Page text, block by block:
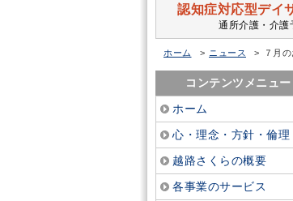
認知症対応型デイ
通所介護・介護
ホーム ニュース ７月
コンテンツメニュー
ホーム
心・理念・方針・倫理
越路さくらの概要
各事業のサービス